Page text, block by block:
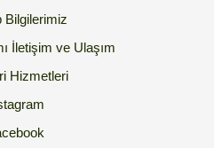
Bilgilerimiz
İletişim ve Ulaşım
Hizmetleri